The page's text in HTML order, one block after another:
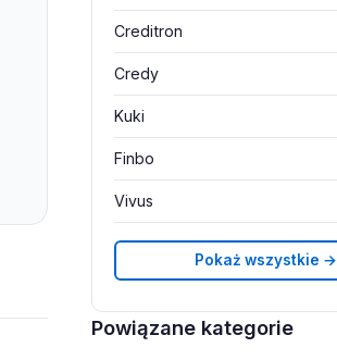
Creditron
Credy
Kuki
Finbo
Vivus
Pokaż wszystkie →
Powiązane kategorie